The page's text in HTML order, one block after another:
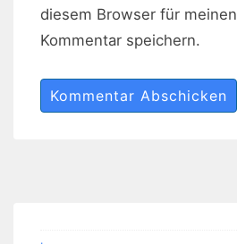
diesem Browser für
Kommentar speichern.